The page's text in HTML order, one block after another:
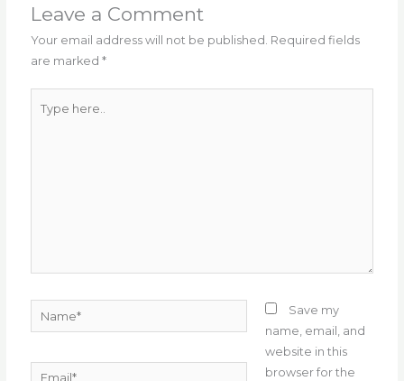
o
o
k
mp
p
Leave a Comment
Your email address will not be published. Required fields
are marked*
here..
Name*
Email*
Save my
name, email, and
website in this
browser for the